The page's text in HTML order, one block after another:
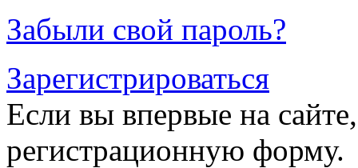
Забыли свой пароль?
Зарегистрироваться
Если вы впервые на
регистрационную форму.